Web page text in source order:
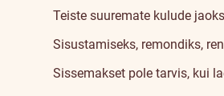
Teiste suuremate kulude
Sisustamiseks, remondiks,
Sissemakset pole tarvis, kui